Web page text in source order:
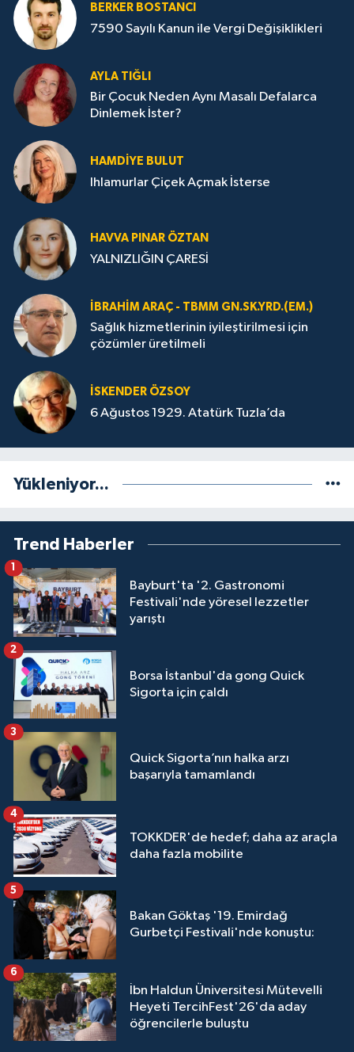
BERKER BOSTANCI
7590 Sayılı Kanun ile Vergi Değişiklikleri
AYLA TIĞLI
Bir Çocuk Neden Aynı Masalı Defalarca
Dinlemek İster?
HAMDIYE BULUT
Ihlamurlar Çiçek Açmak İsterse
HAVVA PINAR ÖZTAN
YALNIZLIĞIN ÇARESİ
İBRAHIM ARAÇ - TBMM GN.SK.YRD.(EM.)
Sağlık hizmetlerinin iyileştirilmesi için
çözümler üretilmeli
İSKENDER ÖZSOY
6 Ağustos 1929. Atatürk Tuzla’da
Yükleniyor...
Trend Haberler
Bayburt'ta '2. Gastronomi
Festivali'nde yöresel lezzetler
yarıştı
1
Borsa İstanbul'da gong Quick
Sigorta için çaldı
2
Quick Sigorta’nın halka arzı
başarıyla tamamlandı
3
TOKKDER'de hedef; daha az araçla
daha fazla mobilite
4
Bakan Göktaş '19. Emirdağ
Gurbetçi Festivali'nde konuştu:
5
İbn Haldun Üniversitesi Mütevelli
Heyeti TercihFest'26'da aday
öğrencilerle buluştu
6